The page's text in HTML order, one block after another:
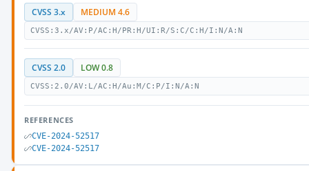
CVSS 3.x MEDIUM 4.6
CVSS:3.x/AV:P/AC:H/PR:H/UI:R/S:C/C:H/I:N/A:N
CVSS 2.0 LOW 0.8
CVSS:2.0/AV:L/AC:H/Au:M/C:P/I:N/A:N
REFERENCES
CVE-2024-52517
CVE-2024-52517